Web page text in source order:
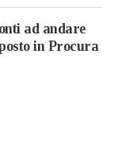
ad andare
in Procura